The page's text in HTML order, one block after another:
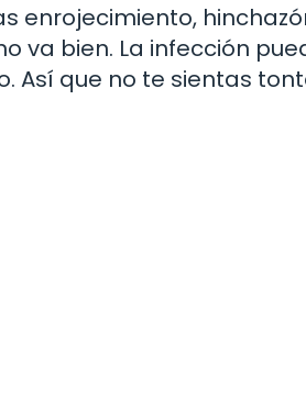
enrojecimiento,
va bien. La infección
Así que no te sientas